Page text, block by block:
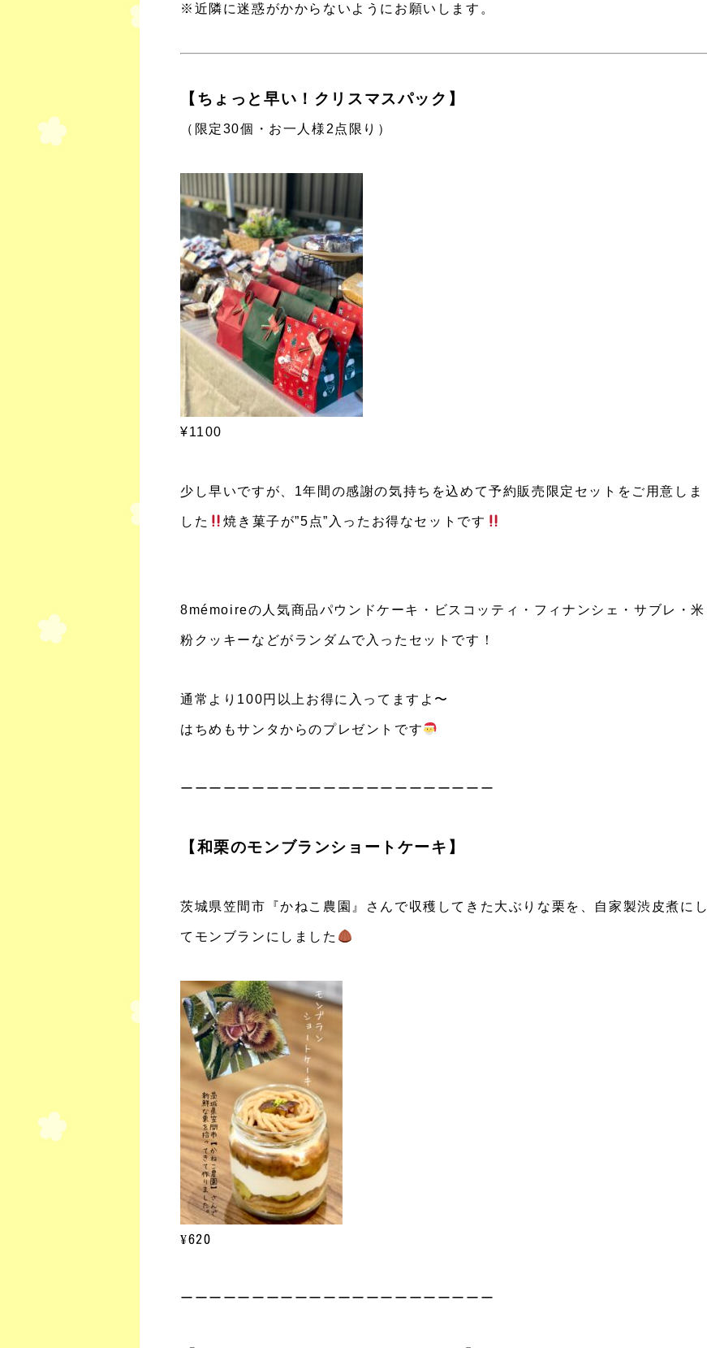
※近隣に迷惑がかからないようにお願いします。
【ちょっと早い！クリスマスパック】
（限定30個・お一人様2点限り）
¥1100
少し早いですが、1年間の感謝の気持ちを込めて予約販売限定セットをご用意しま
した 焼き菓子が”5点”入ったお得なセットです
8mémoireの人気商品パウンドケーキ・ビスコッティ・フィナンシェ・サブレ・米
粉クッキーなどがランダムで入ったセットです！
通常より100円以上お得に入ってますよ〜
はちめもサンタからのプレゼントです
ーーーーーーーーーーーーーーーーーーーーーー
【和栗のモンブランショートケーキ】
茨城県笠間市『かねこ農園』さんで収穫してきた大ぶりな栗を、自家製渋皮煮にし
てモンブランにしました
¥620
ーーーーーーーーーーーーーーーーーーーーーー